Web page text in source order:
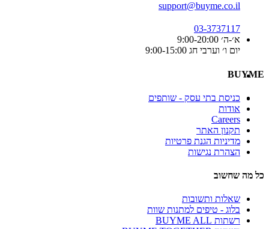
support@buyme.co.il
03-3737117
א׳-ה׳ 9:00-20:00
יום ו׳ וערבי חג 9:00-15:00
BUYME
כניסת בתי עסק - שותפים
אודות
Careers
תקנון האתר
מדיניות הגנת פרטיות
הצהרת נגישות
כל מה שחשוב
שאלות ותשובות
בלוג - טיפים למתנות שוות
רשתות BUYME ALL